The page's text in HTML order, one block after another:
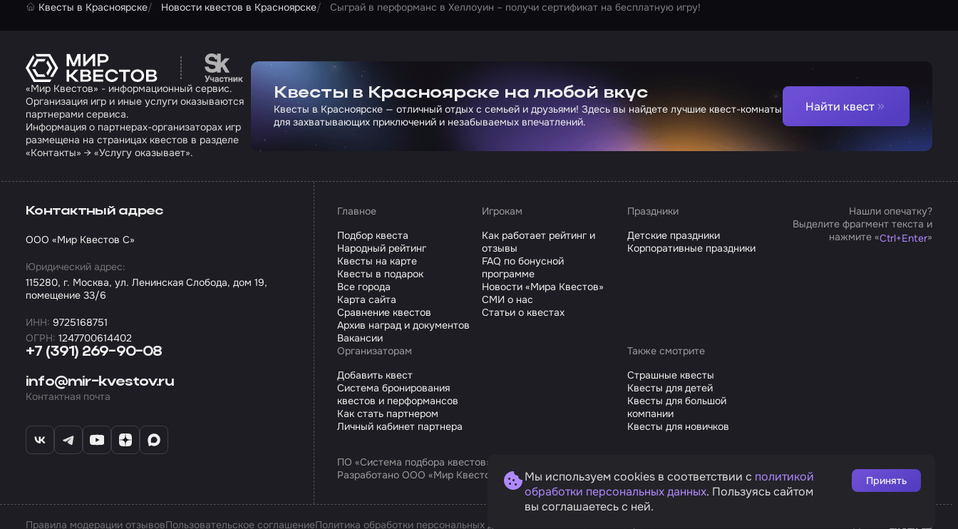
Квесты в Красноярске Новости квестов в Красноярске Сыграй в перформанс в Хеллоуин – получи сертификат на бесплатную игру!
Перейти на сайт партнера Сколково
«Мир Квестов» - информационный сервис.
Организация игр и иные услуги оказываются
партнерами сервиса.
Информация о партнерах-организаторах игр
размещена на страницах квестов в разделе
«Контакты» → «Услугу оказывает».
Квесты в Красноярске на любой вкус
Квесты в Красноярске — отличный отдых с семьей и друзьями! Здесь вы найдете лучшие квест-комнаты
для захватывающих приключений и незабываемых впечатлений.
Найти квест
+7 (391) 269-90-08
info@mir-kvestov.ru
Контактная почта
Контактный адрес
ООО «Мир Квестов С»
Юридический адрес:
115280, г. Москва, ул. Ленинская Слобода, дом 19,
помещение 33/6
ИНН: 9725168751
ОГРН: 1247700614402
Главное
Подбор квеста
Народный рейтинг
Квесты на карте
Квесты в подарок
Все города
Карта сайта
Сравнение квестов
Архив наград и документов
Вакансии
Игрокам
Как работает рейтинг и
отзывы
FAQ по бонусной
программе
Новости «Мира Квестов»
СМИ о нас
Статьи о квестах
Праздники
Детские праздники
Корпоративные праздники
Организаторам
Добавить квест
Система бронирования
квестов и перформансов
Как стать партнером
Личный кабинет партнера
Также смотрите
Страшные квесты
Квесты для детей
Квесты для большой
компании
Квесты для новичков
Нашли опечатку?
Выделите фрагмент текста и
нажмите «Ctrl+Enter»
ПО «Система подбора квестов»
Разработано ООО «Мир Квестов С», ИНН 9725168751
Правила модерации отзывовПользовательское соглашениеПолитика обработки персональных данных
Мы используем cookies в соответствии с политикой
обработки персональных данных. Пользуясь сайтом
вы соглашаетесь с ней.
Принять